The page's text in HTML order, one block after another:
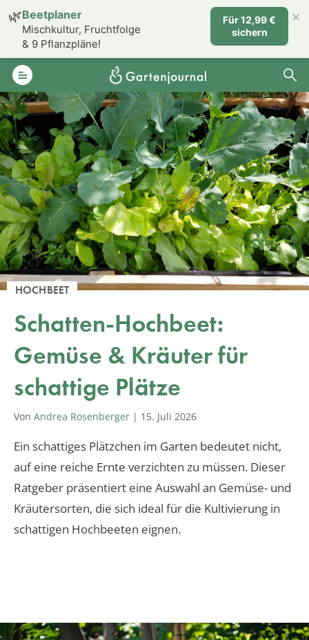
HOCHBEET
Schatten-Hochbeet:
Gemüse & Kräuter für
schattige Plätze
Von Andrea Rosenberger | 15. Juli 2026
Ein schattiges Plätzchen im Garten bedeutet nicht,
auf eine reiche Ernte verzichten zu müssen. Dieser
Ratgeber präsentiert eine Auswahl an Gemüse- und
Kräutersorten, die sich ideal für die Kultivierung in
schattigen Hochbeeten eignen.
🌿Beetplaner
Mischkultur, Fruchtfolge
& 9 Pflanzpläne!
Für 12,99 €
sichern
×